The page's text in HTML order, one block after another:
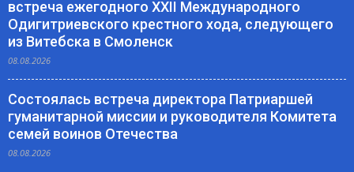
встреча ежегодного XXII Международного
Одигитриевского крестного хода, следующего
из Витебска в Смоленск
08.08.2026
Состоялась встреча директора Патриаршей
гуманитарной миссии и руководителя Комитета
семей воинов Отечества
08.08.2026